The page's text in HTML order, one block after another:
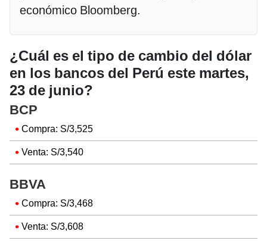
económico Bloomberg.
¿Cuál es el tipo de cambio del dólar
en los bancos del Perú este martes,
23 de junio?
BCP
Compra: S/3,525
Venta: S/3,540
BBVA
Compra: S/3,468
Venta: S/3,608